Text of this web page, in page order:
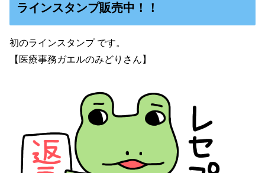
ラインスタンプ販売中！！
初のラインスタンプ です。
【医療事務ガエルのみどりさん】